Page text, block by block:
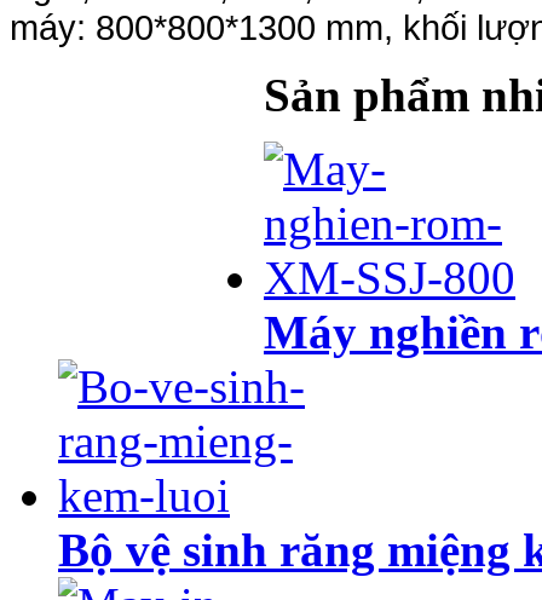
máy: 800*800*1300 mm, khối
Sản phẩm
Máy nghiền
Bộ vệ sinh răng miệng